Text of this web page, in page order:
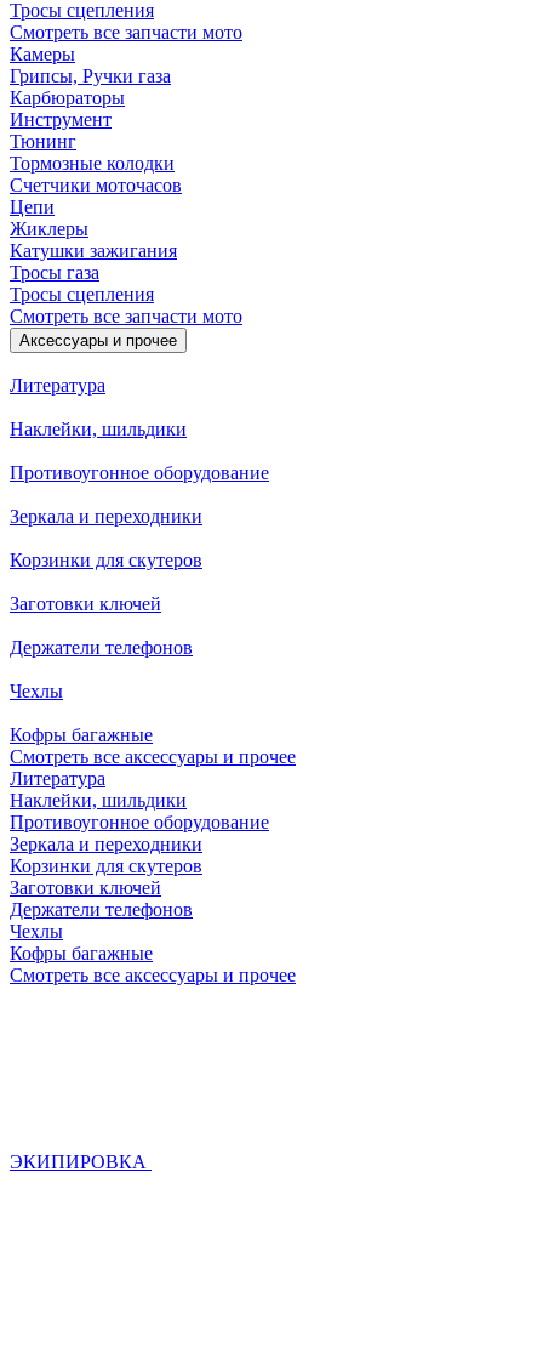
Тросы сцепления
Смотреть все запчасти мото
Камеры
Грипсы, Ручки газа
Карбюраторы
Инструмент
Тюнинг
Тормозные колодки
Счетчики моточасов
Цепи
Жиклеры
Катушки зажигания
Тросы газа
Тросы сцепления
Смотреть все запчасти мото
Аксессуары и прочее
Литература
Наклейки, шильдики
Противоугонное оборудование
Зеркала и переходники
Корзинки для скутеров
Заготовки ключей
Держатели телефонов
Чехлы
Кофры багажные
Смотреть все аксессуары и прочее
Литература
Наклейки, шильдики
Противоугонное оборудование
Зеркала и переходники
Корзинки для скутеров
Заготовки ключей
Держатели телефонов
Чехлы
Кофры багажные
Смотреть все аксессуары и прочее
ЭКИПИРОВКА